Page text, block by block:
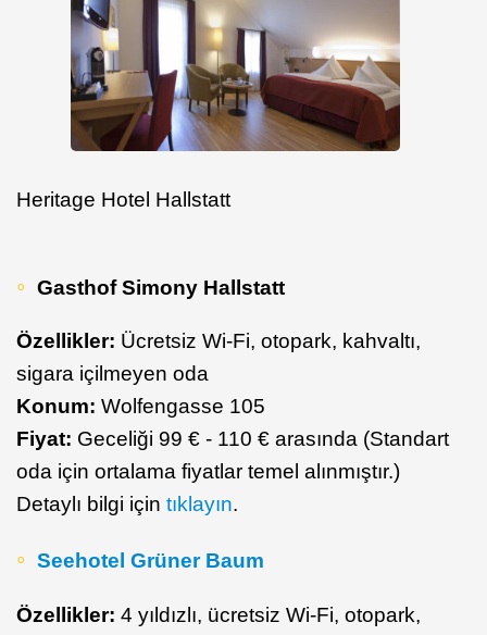
Heritage Hotel Hallstatt
Gasthof Simony Hallstatt
Özellikler: Ücretsiz Wi-Fi, otopark, kahvaltı,
sigara içilmeyen oda
Konum: Wolfengasse 105
Fiyat: Geceliği 99 € - 110 € arasında (Standart
oda için ortalama fiyatlar temel alınmıştır.)
Detaylı bilgi için tıklayın.
Seehotel Grüner Baum
Özellikler: 4 yıldızlı, ücretsiz Wi-Fi, otopark,